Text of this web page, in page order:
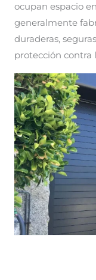
ocupan espacio
generalmente
duraderas,
protección contra